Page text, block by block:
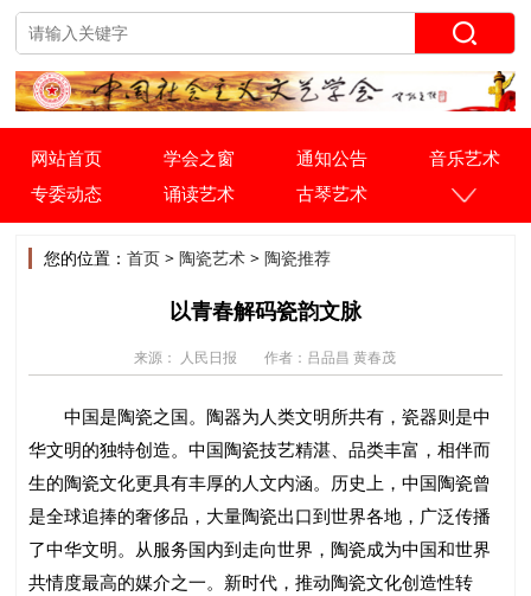
网站首页 学会之窗 通知公告
音乐艺术
专委动态
诵读艺术 古琴艺术
您的位置：首页 >陶瓷艺术 >陶瓷推荐
以青春解码瓷韵文脉
来源： 人民日报 作者：吕品昌 黄春茂
中国是陶瓷之国。陶器为人类文明所共有，瓷器则是中
华文明的独特创造。中国陶瓷技艺精湛、品类丰富，相伴而
生的陶瓷文化更具有丰厚的人文内涵。历史上，中国陶瓷曾
是全球追捧的奢侈品，大量陶瓷出口到世界各地，广泛传播
了中华文明。从服务国内到走向世界，陶瓷成为中国和世界
共情度最高的媒介之一。新时代，推动陶瓷文化创造性转